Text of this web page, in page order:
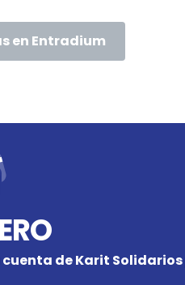
en Entradium
de Karit Solidarios